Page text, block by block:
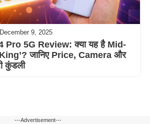
December 9, 2025
Pro 5G Review: क्या यह है Mid-
जानिए Price, Camera और
कुंडली
---Advertisement---